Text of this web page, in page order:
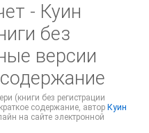
- Куин
без
версии
(книги без регистрации
содержание, автор Куин
на сайте электронной